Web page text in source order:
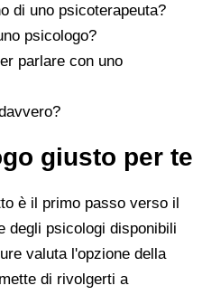
di uno psicoterapeuta?
psicologo?
parlare con uno
giusto per te
è il primo passo verso il
degli psicologi disponibili
valuta l'opzione della
di rivolgerti a